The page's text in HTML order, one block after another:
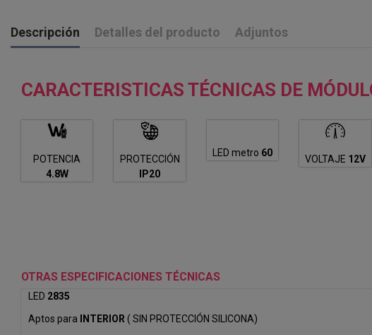
Descripción Detalles del producto Adjuntos
CARACTERISTICAS TÉCNICAS DE
POTENCIA
4.8W
PROTECCIÓN
IP20
LED metro 60
VOLTAJE 12V
OTRAS ESPECIFICACIONES TÉCNICAS
LED 2835
Aptos para INTERIOR ( SIN PROTECCIÓN SILICONA)